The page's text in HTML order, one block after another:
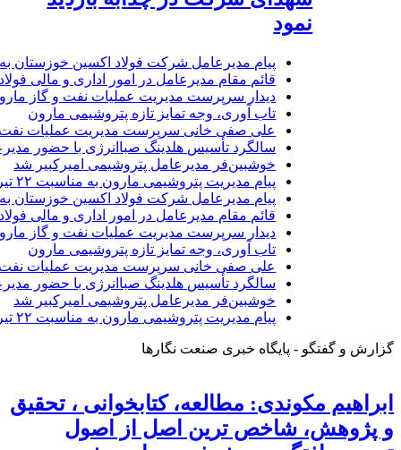
نمود
پیام مدیرعامل شرکت فولاد اکسین خوزستان
قائم مقام مدیرعامل در امور اداری و مالی
دیدار سرپرست مدیریت عملیات نفت و گاز
تاب آوری، وجه تمایز تازه پتروشیمی مارون
علی صفی خانی سرپرست مدیریت عملیات
سالگرد تأسیس هلدینگ صباانرژی با حضور
خوشبین‌فر مدیرعامل پتروشیمی امیرکبیر شد
پیام مدیریت پتروشیمی مارون به مناسبت ۲۲ تیرماه روز ملی حراست
پیام مدیرعامل شرکت فولاد اکسین خوزستان
قائم مقام مدیرعامل در امور اداری و مالی
دیدار سرپرست مدیریت عملیات نفت و گاز
تاب آوری، وجه تمایز تازه پتروشیمی مارون
علی صفی خانی سرپرست مدیریت عملیات
سالگرد تأسیس هلدینگ صباانرژی با حضور
خوشبین‌فر مدیرعامل پتروشیمی امیرکبیر شد
پیام مدیریت پتروشیمی مارون به مناسبت ۲۲ تیرماه روز ملی حراست
گزارش و گفتگو - پایگاه خبری صنعت نگارها
ابراهیم مکوندی: مطالعه، کتابخوانی ، تحقیق
و پژوهش، شاخص ترین اصل از اصول